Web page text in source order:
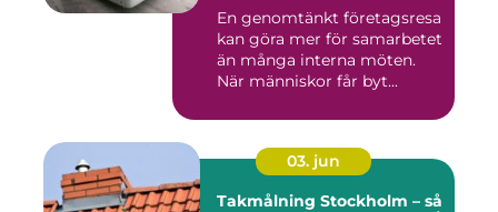
En genomtänkt företagsresa
kan göra mer för samarbetet
än många interna möten.
När människor får byt...
03. jun
Takmålning Stockholm – så